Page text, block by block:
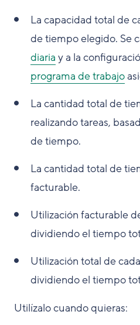
La capacidad total de
de tiempo elegido. Se
diaria y a la
programa de trabajo
La cantidad total de
realizando tareas,
de tiempo.
La cantidad total de
facturable.
Utilización facturable
dividiendo el tiempo
Utilización total de
dividiendo el tiempo
Utilízalo cuando quieras: